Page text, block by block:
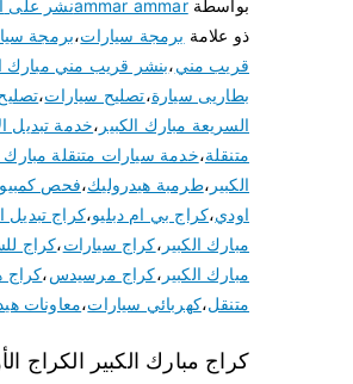
بواسطةammar ammarنشر على
ذو علامة برمجة سيارات،برمجة
قريب مني،بنشر قريب مني مبارك
بطاريى سيارة،تصليح سيارات،
السريعة مبارك الكبير ،خدمة تبديل
متنقلة،خدمة سيارات متنقلة مبارك
الكبير ،طرمبة هيدروليك،فحص
اودي،كراج بي ام دبليو،كراج تبديل
مبارك الكبير ،كراج سيارات،كراج
مبارك الكبير ،كراج مرسيدس،كراج
متنقل،كهربائي سيارات،معاونات
كراج مبارك الكبير الكراج